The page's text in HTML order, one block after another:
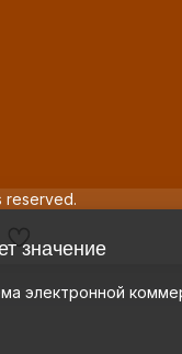
reserved.
значение
электронной